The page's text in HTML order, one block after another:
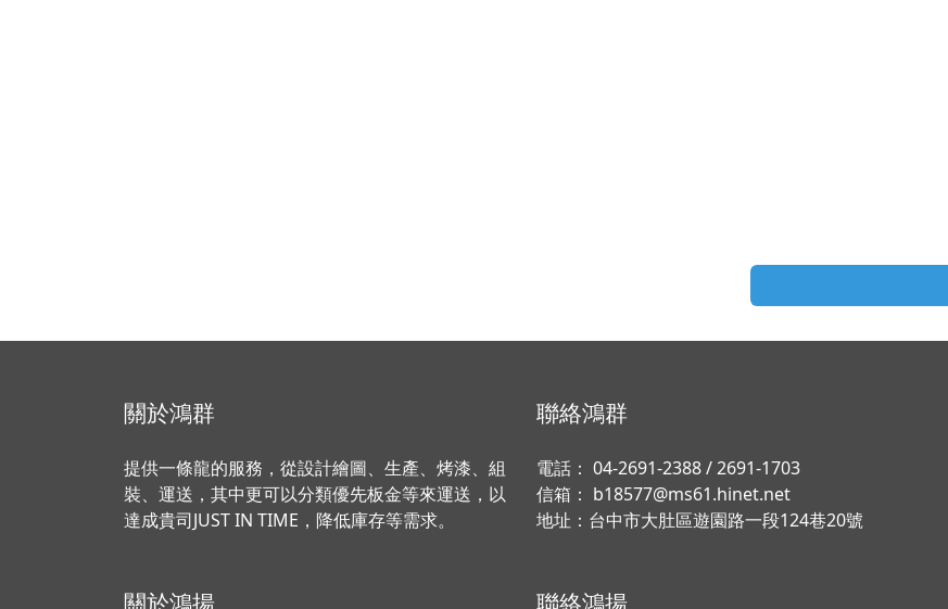
關於鴻群
提供一條龍的服務，從設計繪圖、生產、烤漆、組
裝、運送，其中更可以分類優先板金等來運送，以
達成貴司JUST IN TIME，降低庫存等需求。
關於鴻揚
聯絡鴻群
電話： 04-2691-2388/2691-1703
信箱： b18577@ms61.hinet.net
地址： 台中市大肚區遊園路一段124巷20號
聯絡鴻揚